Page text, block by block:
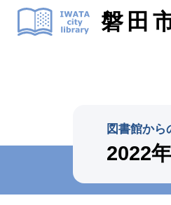
磐田
図書館から
2022年